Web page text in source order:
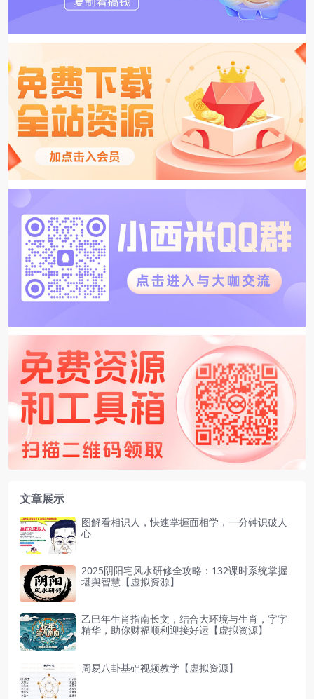
文章展示
图解看相识人，快速掌握面相学，一分钟识破人
心
2025阴阳宅风水研修全攻略：132课时系统掌握
堪舆智慧【虚拟资源】
乙巳年生肖指南长文，结合大环境与生肖，字字
精华，助你财福顺利迎接好运【虚拟资源】
周易八卦基础视频教学【虚拟资源】